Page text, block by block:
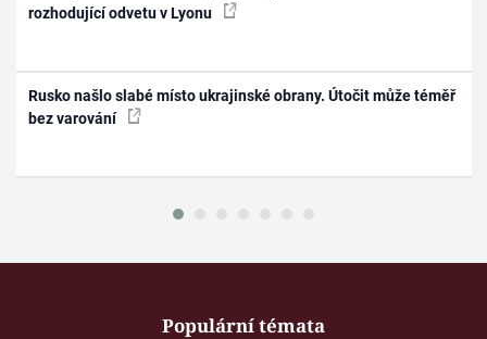
rozhodující odvetu v Lyonu
Rusko našlo slabé místo ukrajinské obrany. Útočit může téměř
bez varování
Populární témata